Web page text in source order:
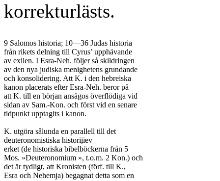
korrekturlästs.
9 Salomos historia; 10—36 Judas historia
från rikets delning till Cyrus’ upphävande
av exilen. I Esra-Neh. följer så skildringen
av den nya judiska menighetens grundande
och konsolidering. Att K. i den hebreiska
kanon placerats efter Esra-Neh. beror på
att K. till en början ansågos överflödiga vid
sidan av Sam.-Kon. och först vid en senare
tidpunkt upptagits i kanon.
K. utgöra sålunda en parallell till det
deuteronomistiska historiįiev
erket (de historiska bibelböckerna från 5
Mos. »Deuteronomium », t.o.m. 2 Kon.) och
det är tydligt, att Kronisten (förf. till K.,
Esra och Nehemja) begagnat detta som en